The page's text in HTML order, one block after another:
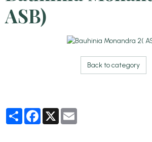
ASB)
Back to category
PartagerFacebook
X